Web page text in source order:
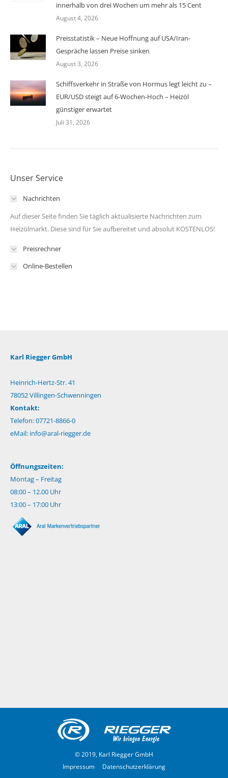
innerhalb von drei Wochen um mehr als 15 Cent
August 4, 2026
Preisstatistik – Neue Hoffnung auf USA/Iran-
Gespräche lassen Preise sinken
August 3, 2026
Schiffsverkehr in Straße von Hormus legt leicht zu –
EUR/USD steigt auf 6-Wochen-Hoch – Heizöl
günstiger erwartet
Juli 31, 2026
Unser Service
Nachrichten
Auf dieser Seite finden Sie täglich aktualisierte Nachrichten zum
Heizölmarkt. Diese sind für Sie aufbereitet und absolut KOSTENLOS!
Preisrechner
Online-Bestellen
Karl Riegger GmbH
Heinrich-Hertz-Str. 41
78052 Villingen-Schwenningen
Kontakt:
Telefon: 07721-8866-0
eMail: info@aral-riegger.de
Öffnungszeiten:
Montag – Freitag
08:00 – 12.00 Uhr
13:00 – 17:00 Uhr
© 2019, Karl Riegger GmbH
Impressum
Datenschutzerklärung